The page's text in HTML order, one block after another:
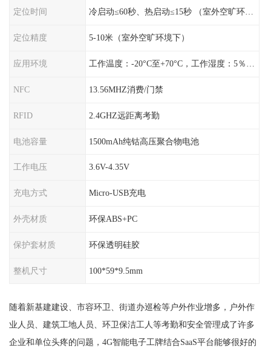
定位时间 冷启动≤60秒、热启动≤15秒 （室外空旷环境）
定位精度 5-10米（室外空旷环境下）
应用环境
NFC 13.56MHZ消费/门禁
RFID 2.4GHZ远距离考勤
电池容量 1500mAh纯钴高压聚合物电池
工作电压 3.6V-4.35V
充电方式 Micro-USB充电
外壳材质 环保ABS+PC
保护套材质 环保透明硅胶
整机尺寸 100*59*9.5mm
随着新基建建设、市容环卫、街道办巡检等户外作业增多，户外作
业人员、建筑工地人员、环卫保洁工人等考勤和安全管理成了许多
企业和单位头疼的问题，4G智能电子工牌结合SaaS平台能够很好的